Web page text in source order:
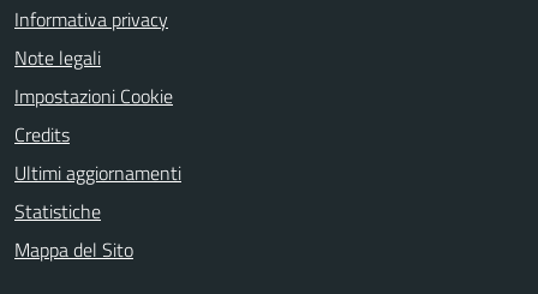
Informativa privacy
Note legali
Impostazioni Cookie
Credits
Ultimi aggiornamenti
Statistiche
Mappa del Sito